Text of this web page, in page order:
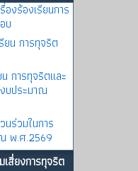
งร้องเรียนการ
บ
ยน การทุจริต
การทุจริตและ
บประมาณ
นร่วมในการ
พ.ศ.2569
เสี่ยงการทุจริต